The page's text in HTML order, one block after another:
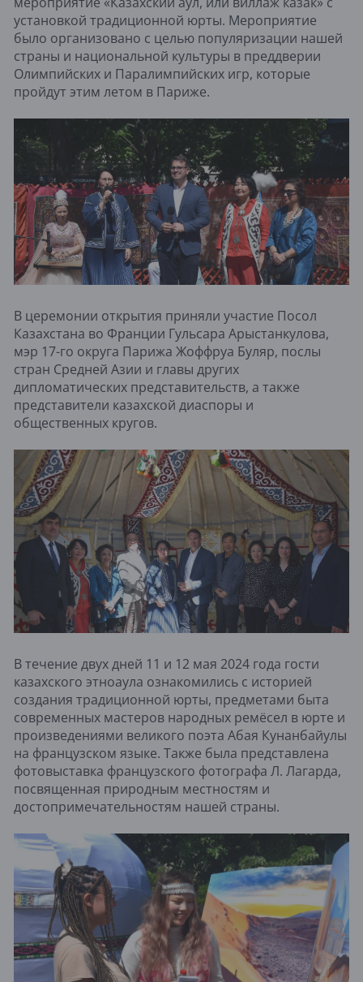
установкой традиционной юрты. Мероприятие
было организовано с целью популяризации нашей
страны и национальной культуры в преддверии
Олимпийских и Паралимпийских игр, которые
пройдут этим летом в Париже.
В церемонии открытия приняли участие Посол
Казахстана во Франции Гульсара Арыстанкулова,
мэр 17-го округа Парижа Жоффруа Буляр, послы
стран Средней Азии и главы других
дипломатических представительств, а также
представители казахской диаспоры и
общественных кругов.
В течение двух дней 11 и 12 мая 2024 года гости
казахского этноаула ознакомились с историей
создания традиционной юрты, предметами быта
современных мастеров народных ремёсел в юрте и
произведениями великого поэта Абая Кунанбайулы
на французском языке. Также была представлена
фотовыставка французского фотографа Л. Лагарда,
посвященная природным местностям и
достопримечательностям нашей страны.